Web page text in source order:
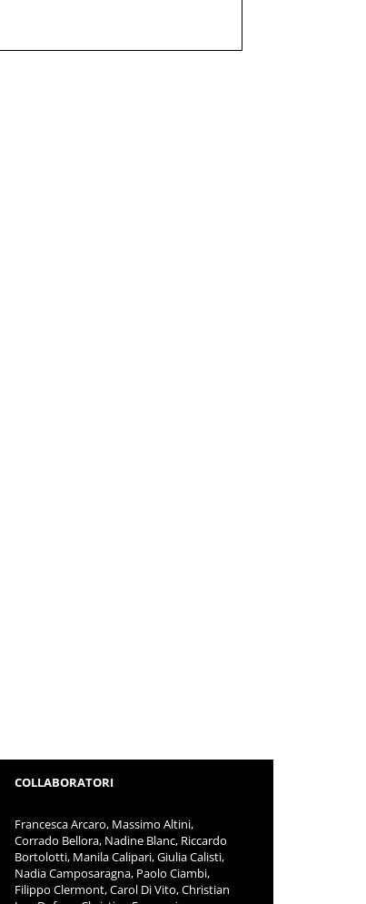
COLLABORATORI
Francesca Arcaro, Massimo Altini,
Corrado Bellora, Nadine Blanc, Riccardo
Bortolotti, Manila Calipari, Giulia Calisti,
Nadia Camposaragna, Paolo Ciambi,
Filippo Clermont, Carol Di Vito, Christian